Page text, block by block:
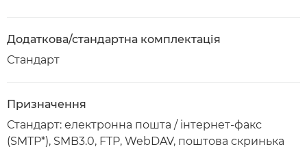
Додаткова/стандартна комплектація
Стандарт
Призначення
Стандарт: електронна пошта / інтернет-факс
(SMTP*), SMB3.0, FTP, WebDAV, поштова скринька